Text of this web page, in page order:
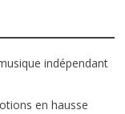
indépendant
en hausse